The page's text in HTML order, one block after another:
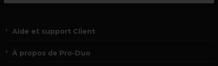
Aide et support Client
À propos de Pro-Duo